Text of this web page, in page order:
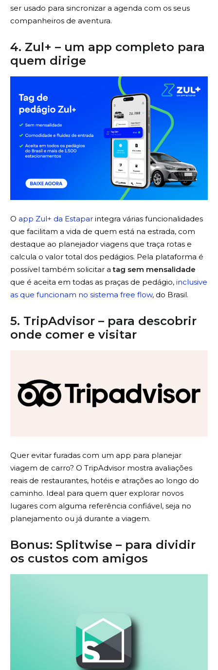
ser usado para sincronizar a agenda com os seus
companheiros de aventura.
4. Zul+ – um app completo para
quem dirige
O app Zul+ da Estapar integra várias funcionalidades
que facilitam a vida de quem está na estrada, com
destaque ao planejador viagens que traça rotas e
calcula o valor total dos pedágios. Pela plataforma é
possível também solicitar atag sem mensalidade
que é aceita em todas as praças de pedágio, inclusive
as que funcionam no sistema free flow, do Brasil.
5. TripAdvisor – para descobrir
onde comer e visitar
Quer evitar furadas com um app para planejar
viagem de carro? O TripAdvisor mostra avaliações
reais de restaurantes, hotéis e atrações ao longo do
caminho. Ideal para quem quer explorar novos
lugares com alguma referência confiável, seja no
planejamento ou já durante a viagem.
Bonus: Splitwise – para dividir
os custos com amigos